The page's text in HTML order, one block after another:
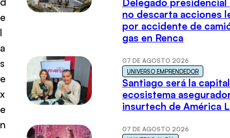
e
l
a
s
e
x
e
n
Delegado presidencial
no descarta acciones
por accidente de
gas en Renca
07 DE AGOSTO 2026
UNIVERSO EMPRENDEDOR
Santiago será la
ecosistema
insurtech de América
07 DE AGOSTO 2026